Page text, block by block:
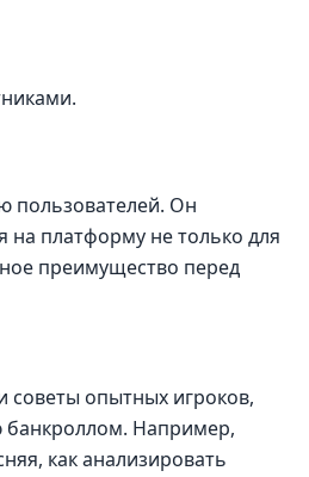
пользователей. Он
на платформу не только для
преимущество перед
советы опытных игроков,
банкроллом. Например,
как анализировать